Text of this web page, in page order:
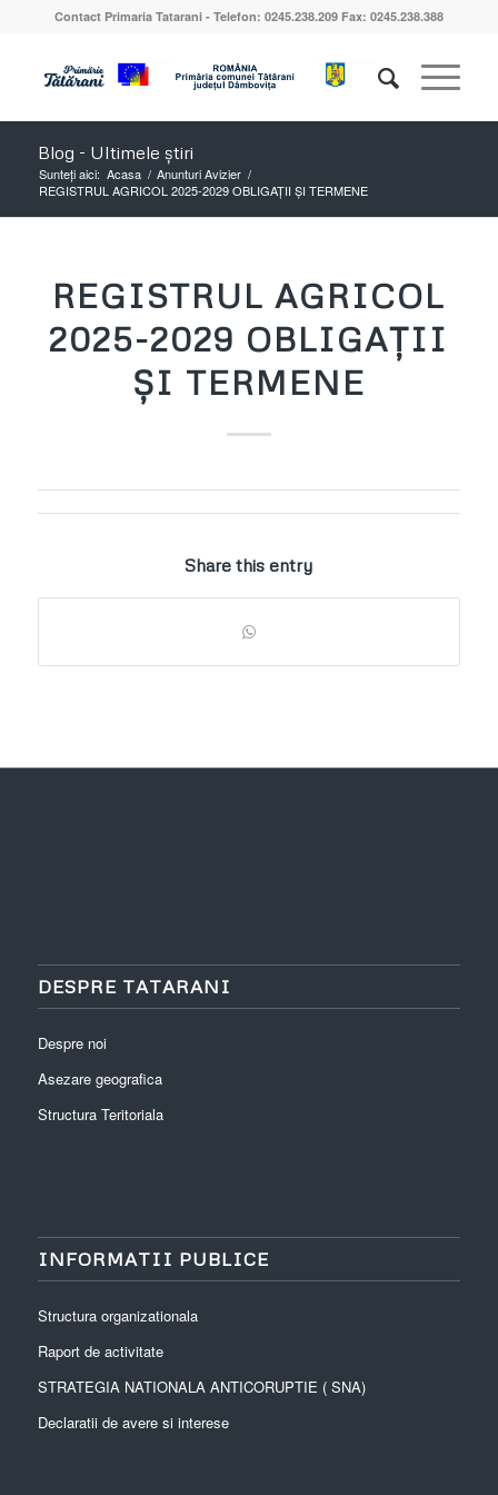
Contact Primaria Tatarani - Telefon: 0245.238.209 Fax: 0245.238.388
Blog - Ultimele știri
Sunteți aici: Acasa / Anunturi Avizier /
REGISTRUL AGRICOL 2025-2029 OBLIGAȚII ȘI TERMENE
REGISTRUL AGRICOL
2025-2029 OBLIGAȚII
ȘI TERMENE
Share this entry
DESPRE TATARANI
Despre noi
Asezare geografica
Structura Teritoriala
INFORMATII PUBLICE
Structura organizationala
Raport de activitate
STRATEGIA NATIONALA ANTICORUPTIE ( SNA)
Declaratii de avere si interese